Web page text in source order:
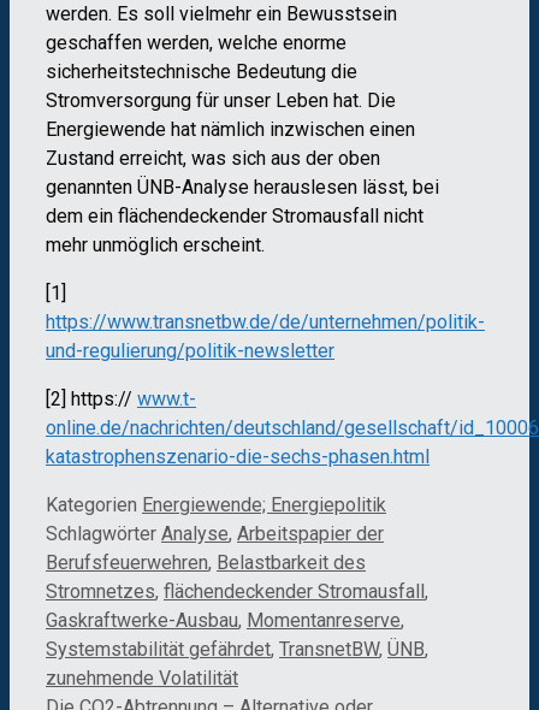
werden. Es soll vielmehr ein Bewusstsein
geschaffen werden, welche enorme
sicherheitstechnische Bedeutung die
Stromversorgung für unser Leben hat. Die
Energiewende hat nämlich inzwischen einen
Zustand erreicht, was sich aus der oben
genannten ÜNB-Analyse herauslesen lässt, bei
dem ein flächendeckender Stromausfall nicht
mehr unmöglich erscheint.
[1]
https://www.transnetbw.de/de/unternehmen/politik-
und-regulierung/politik-newsletter
[2] https:// www.t-
online.de/nachrichten/deutschland/gesellschaft/
katastrophenszenario-die-sechs-phasen.html
Kategorien Energiewende; Energiepolitik
Schlagwörter Analyse, Arbeitspapier der
Berufsfeuerwehren, Belastbarkeit des
Stromnetzes, flächendeckender Stromausfall,
Gaskraftwerke-Ausbau, Momentanreserve,
Systemstabilität gefährdet, TransnetBW, ÜNB,
zunehmende Volatilität